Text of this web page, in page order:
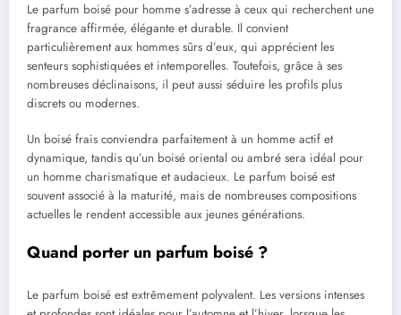
Le parfum boisé pour homme s’adresse à ceux qui recherchent une
fragrance affirmée, élégante et durable. Il convient
particulièrement aux hommes sûrs d’eux, qui apprécient les
senteurs sophistiquées et intemporelles. Toutefois, grâce à ses
nombreuses déclinaisons, il peut aussi séduire les profils plus
discrets ou modernes.
Un boisé frais conviendra parfaitement à un homme actif et
dynamique, tandis qu’un boisé oriental ou ambré sera idéal pour
un homme charismatique et audacieux. Le parfum boisé est
souvent associé à la maturité, mais de nombreuses compositions
actuelles le rendent accessible aux jeunes générations.
Quand porter un parfum boisé ?
Le parfum boisé est extrêmement polyvalent. Les versions intenses